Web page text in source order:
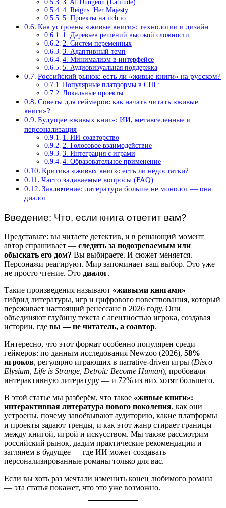
3. AI Dungeon (Latitude)
4. Reigns: Her Majesty
5. Проекты на itch.io
Как устроены «живые книги»: технологии и дизайн
1. Деревьев решений высокой сложности
2. Систем переменных
3. Адаптивный темп
4. Минимализм в интерфейсе
5. Аудиовизуальная поддержка
Российский рынок: есть ли «живые книги» на русском?
Популярные платформы в СНГ:
Локальные проекты:
Советы для геймеров: как начать читать «живые
книги»?
Будущее «живых книг»: ИИ, метавселенные и
персонализация
1. ИИ-соавторство
2. Голосовое взаимодействие
3. Интеграция с играми
4. Образовательное применение
Критика «живых книг»: есть ли недостатки?
Часто задаваемые вопросы (FAQ)
Заключение: литература больше не монолог — она
диалог
Введение: Что, если книга ответит вам?
Представьте: вы читаете детектив, и в решающий момент
автор спрашивает — следить за подозреваемым или
обыскать его дом? Вы выбираете. И сюжет меняется.
Персонажи реагируют. Мир запоминает ваш выбор. Это уже
не просто чтение. Это диалог.
Такие произведения называют «живыми книгами» —
гибрид литературы, игр и цифрового повествования, который
переживает настоящий ренессанс в 2026 году. Они
объединяют глубину текста с агентностью игрока, создавая
истории, где вы — не читатель, а соавтор.
Интересно, что этот формат особенно популярен среди
геймеров: по данным исследования Newzoo (2026), 58%
игроков, регулярно играющих в narrative-driven игры (Disco
Elysium, Life is Strange, Detroit: Become Human), пробовали
интерактивную литературу — и 72% из них хотят большего.
В этой статье мы разберём, что такое «живые книги»:
интерактивная литература нового поколения, как они
устроены, почему завоёвывают аудиторию, какие платформы
и проекты задают тренды, и как этот жанр стирает границы
между книгой, игрой и искусством. Мы также рассмотрим
российский рынок, дадим практические рекомендации и
заглянем в будущее — где ИИ может создавать
персонализированные романы только для вас.
Если вы хоть раз мечтали изменить конец любимого романа
— эта статья покажет, что это уже возможно.